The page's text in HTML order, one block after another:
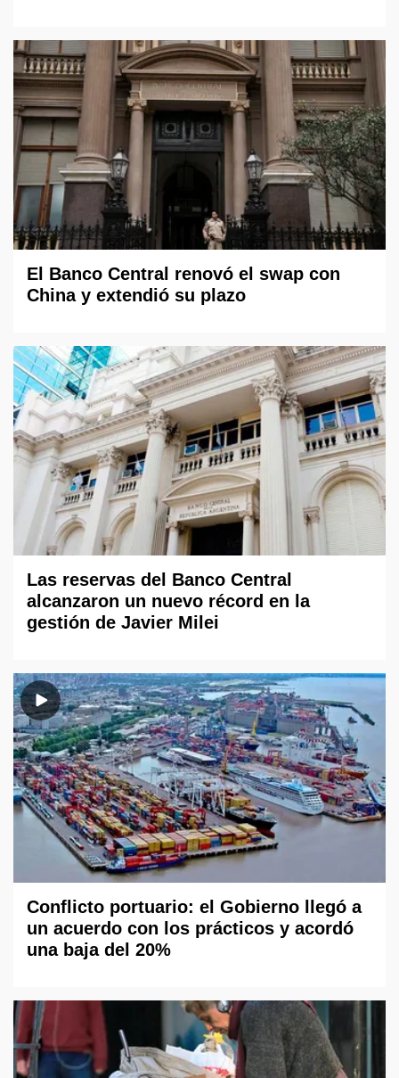
El Banco Central renovó el swap con
China y extendió su plazo
Las reservas del Banco Central
alcanzaron un nuevo récord en la
gestión de Javier Milei
Conflicto portuario: el Gobierno llegó a
un acuerdo con los prácticos y acordó
una baja del 20%